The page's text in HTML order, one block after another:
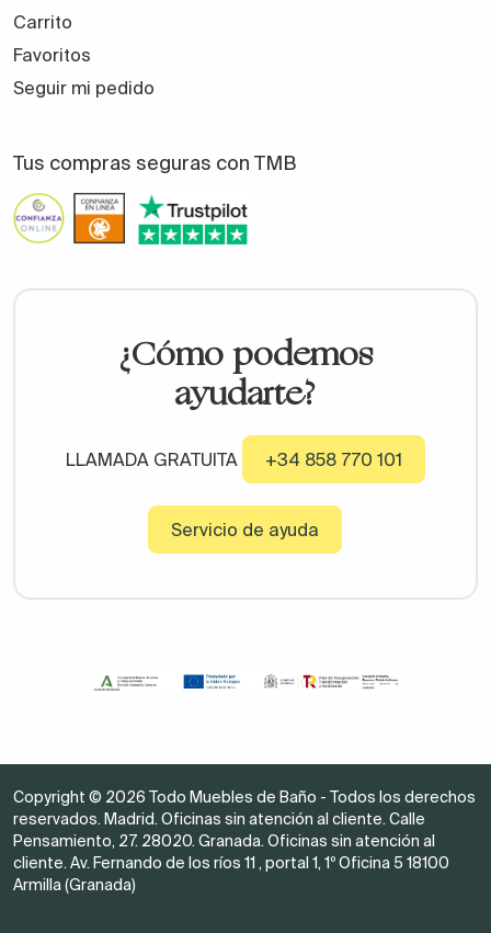
Carrito
Favoritos
Seguir mi pedido
Tus compras seguras con TMB
¿Cómo podemos
ayudarte?
LLAMADA GRATUITA +34 858 770 101
Servicio de ayuda
Copyright © 2026 Todo Muebles de Baño - Todos los derechos
reservados. Madrid. Oficinas sin atención al cliente. Calle
Pensamiento, 27. 28020. Granada. Oficinas sin atención al
cliente. Av. Fernando de los ríos 11 , portal 1, 1º Oficina 5 18100
Armilla (Granada)